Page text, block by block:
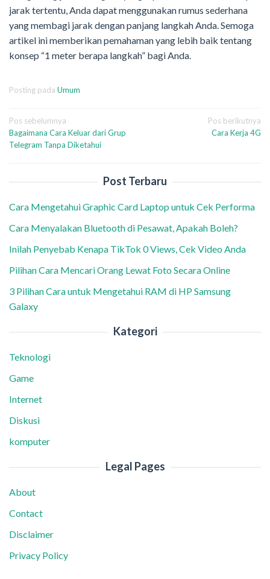
jarak tertentu, Anda dapat menggunakan rumus sederhana
yang membagi jarak dengan panjang langkah Anda. Semoga
artikel ini memberikan pemahaman yang lebih baik tentang
konsep “1 meter berapa langkah” bagi Anda.
Posting pada Umum
Navigasi
pos
Pos sebelumnya
Bagaimana Cara Keluar dari Grup
Telegram Tanpa Diketahui
Pos berikutnya
Cara Kerja 4G
Post Terbaru
Cara Mengetahui Graphic Card Laptop untuk Cek Performa
Cara Menyalakan Bluetooth di Pesawat, Apakah Boleh?
Inilah Penyebab Kenapa TikTok 0 Views, Cek Video Anda
Pilihan Cara Mencari Orang Lewat Foto Secara Online
3 Pilihan Cara untuk Mengetahui RAM di HP Samsung
Galaxy
Kategori
Teknologi
Game
Internet
Diskusi
komputer
Legal Pages
About
Contact
Disclaimer
Privacy Policy